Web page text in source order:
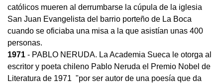
católicos mueren al derrumbarse la cúpula de la iglesia
San Juan Evangelista del barrio porteño de La Boca
cuando se oficiaba una misa a la que asistían unas 400
personas.
1971 - PABLO NERUDA. La Academia Sueca le otorga al
escritor y poeta chileno Pablo Neruda el Premio Nobel de
Literatura de 1971 "por ser autor de una poesía que da